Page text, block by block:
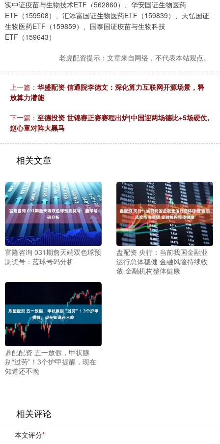
实中证疫苗与生物技术ETF（562860）、华安国证生物医药
ETF（159508）、汇添富国证生物医药ETF（159839）、天弘国证
生物医药ETF（159859）、国泰国证疫苗与生物科技
ETF（159643）
老虎配资提示：文章来自网络，不代表本站观点。
上一篇： 华盛配资 信通院李德文：深化算力互联网开源场景，释
放算力潜能
下一篇： 至德投资 世锦赛正赛赛程出炉|中国迎两场德比+5场硬仗,
赵心童对阵大黑马
相关文章
富隆咨询 031期詹天端双色球预
测奖号：蓝球号码分析
盘配资 央行：当前我国金融业
运行总体稳健 金融风险持续收
敛 金融机构整体健康
鼎配配资 五一放假，甲状腺
别“过劳”！3个护甲提醒，现在
知道还不晚
相关评论
本文评分*